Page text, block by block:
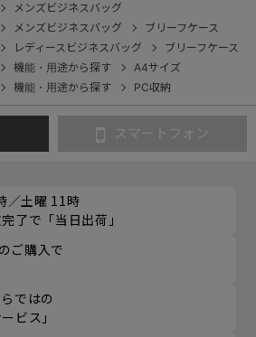
メンズビジネスバッグ
メンズビジネスバッグ
ブリーフケース
レディースビジネスバッグ
ブリーフケース
機能・用途から探す
A4サイズ
機能・用途から探す PC収納
スマートフォン
／土曜 11時
了で「当日出荷」
ご購入で
ではの
ビス」